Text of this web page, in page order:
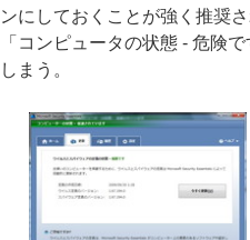
ンにしておくことが強く推奨
「コンピュータの状態 - 危険
しまう。